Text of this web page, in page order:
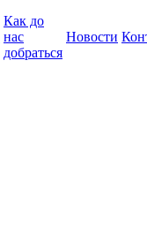
Как до
нас
добраться
Новости